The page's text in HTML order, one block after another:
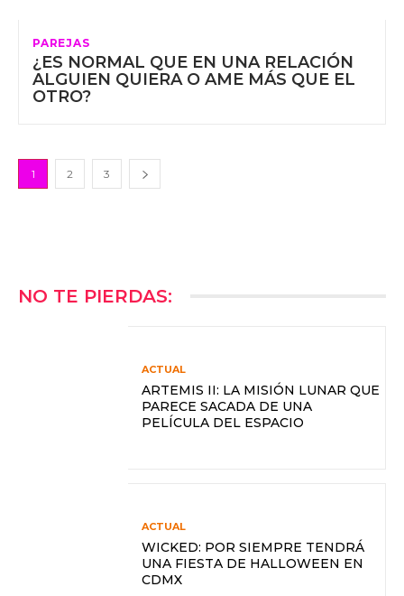
PAREJAS
¿ES NORMAL QUE EN UNA RELACIÓN
ALGUIEN QUIERA O AME MÁS QUE EL
OTRO?
1 2 3
NO TE PIERDAS:
ACTUAL
ARTEMIS II: LA MISIÓN LUNAR QUE
PARECE SACADA DE UNA
PELÍCULA DEL ESPACIO
ACTUAL
WICKED: POR SIEMPRE TENDRÁ
UNA FIESTA DE HALLOWEEN EN
CDMX